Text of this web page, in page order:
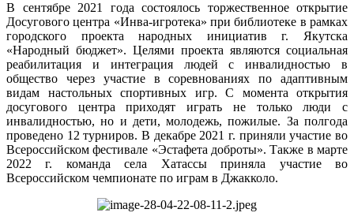
В сентябре 2021 года состоялось торжественное открытие
Досугового центра «Инва-игротека» при библиотеке в рамках
городского проекта народных инициатив г. Якутска
«Народный бюджет». Целями проекта являются социальная
реабилитация и интеграция людей с инвалидностью в
общество через участие в соревнованиях по адаптивным
видам настольных спортивных игр. С момента открытия
досугового центра приходят играть не только люди с
инвалидностью, но и дети, молодежь, пожилые. За полгода
проведено 12 турниров. В декабре 2021 г. приняли участие во
Всероссийском фестивале «Эстафета доброты». Также в марте
2022 г. команда села Хатассы приняла участие во
Всероссийском чемпионате по играм в Джакколо.